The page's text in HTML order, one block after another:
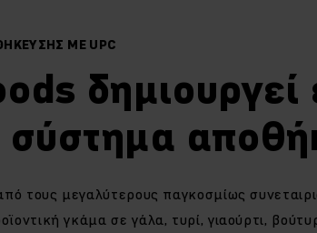
ΜΕ UPC
δημιουργεί
σύστημα
τους μεγαλύτερους παγκοσμίως
γκάμα σε γάλα, τυρί, γιαούρτι,